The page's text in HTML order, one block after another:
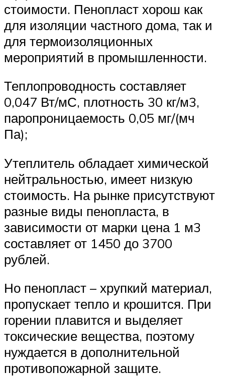
стоимости. Пенопласт хорош как
для изоляции частного дома, так и
для термоизоляционных
мероприятий в промышленности.
Теплопроводность составляет
0,047 Вт/мС, плотность 30 кг/м3,
паропроницаемость 0,05 мг/(мч
Па);
Утеплитель обладает химической
нейтральностью, имеет низкую
стоимость. На рынке присутствуют
разные виды пенопласта, в
зависимости от марки цена 1 м3
составляет от 1450 до 3700
рублей.
Но пенопласт – хрупкий материал,
пропускает тепло и крошится. При
горении плавится и выделяет
токсические вещества, поэтому
нуждается в дополнительной
противопожарной защите.